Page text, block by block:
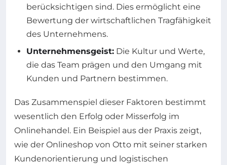
berücksichtigen sind. Dies ermöglicht eine
Bewertung der wirtschaftlichen Tragfähigkeit
des Unternehmens.
Unternehmensgeist: Die Kultur und Werte,
die das Team prägen und den Umgang mit
Kunden und Partnern bestimmen.
Das Zusammenspiel dieser Faktoren bestimmt
wesentlich den Erfolg oder Misserfolg im
Onlinehandel. Ein Beispiel aus der Praxis zeigt,
wie der Onlineshop von Otto mit seiner starken
Kundenorientierung und logistischen